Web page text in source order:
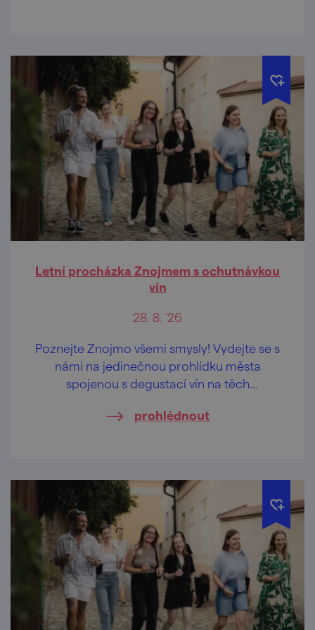
Letní procházka Znojmem s ochutnávkou
vín
28. 8. '26
Poznejte Znojmo všemi smysly! Vydejte se s
námi na jedinečnou prohlídku města
spojenou s degustací vín na těch
prohlédnout